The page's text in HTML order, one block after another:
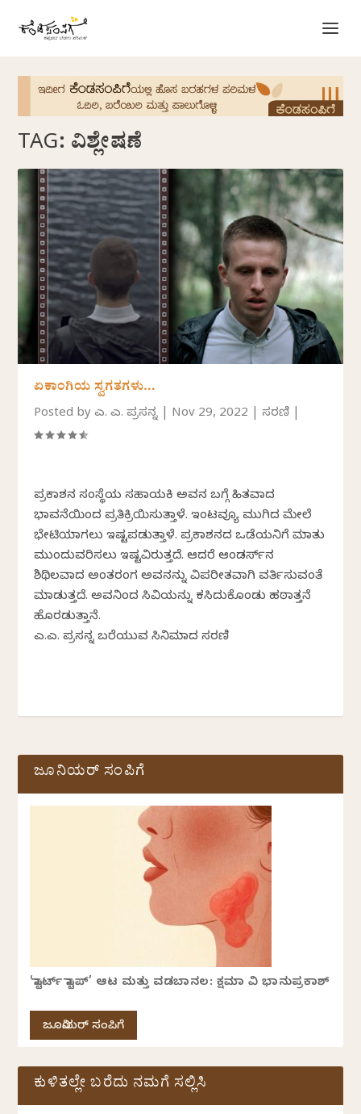
TAG: ವಿಶ್ಲೇಷಣೆ
ಏಕಾಂಗಿಯ ಸ್ವಗತಗಳು…
Posted byಎ. ಎನ್. ಪ್ರಸನ್ನ Nov 29, 2022 |ಸರಣಿ
ಪ್ರಕಾಶನ ಸಂಸ್ಥೆಯ ಸಹಾಯಕಿ ಅವನ ಬಗ್ಗೆ ಹಿತವಾದ
ಭಾವನೆಯಿಂದ ಪ್ರತಿಕ್ರಿಯಿಸುತ್ತಾಳೆ. ಇಂಟವ್ಯೂ ಮುಗಿದ ಮೇಲೆ
ಭೇಟಿಯಾಗಲು ಇಷ್ಟಪಡುತ್ತಾಳೆ. ಪ್ರಕಾಶನದ ಒಡೆಯನಿಗೆ ಮಾತು
ಮುಂದುವರಿಸಲು ಇಷ್ಟವಿರುತ್ತದೆ. ಆದರೆ ಆಂಡರ್ಸ್‌ನ
ಶಿಥಿಲವಾದ ಅಂತರಂಗ ಅವನನ್ನು ವಿಪರೀತವಾಗಿ ವರ್ತಿಸುವಂತೆ
ಮಾಡುತ್ತದೆ. ಅವನಿಂದ ಸಿವಿಯನ್ನು ಕಸಿದುಕೊಂಡು ಹಠಾತ್ತನೆ
ಹೊರಡುತ್ತಾನೆ.
ಎ.ಎನ್. ಪ್ರಸನ್ನ ಬರೆಯುವ ಸಿನಿಮಾದ ಸರಣಿ
ಜೂನಿಯರ್ ಸಂಪಿಗೆ
‘ಸ್ಟಾರ್ಟ್ ಸ್ಟಾಪ್’ ಆಟ ಮತ್ತು ವಡಬಾನಲ: ಕ್ಷಮಾ ವಿ ಭಾನುಪ್ರಕಾಶ್
ಜೂನಿಯರ್ ಸಂಪಿಗೆ
ಕುಳಿತಲ್ಲೇ ಬರೆದು ನಮಗೆ ಸಲ್ಲಿಸಿ